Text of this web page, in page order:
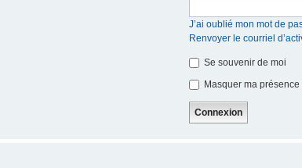
J’ai oublié mon mot de
Renvoyer le courriel
Se souvenir de moi
Masquer ma